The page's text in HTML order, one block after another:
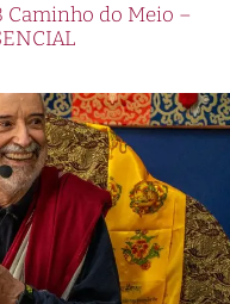
Caminho do Meio –